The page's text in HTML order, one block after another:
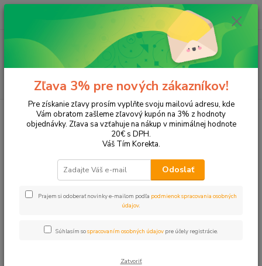
Hľadať
ks
za 0,00 EUR
Písanie a korekcia Perá Gélové
Upresniť parametre
Najdrahšie
Zobrazujem 1-12 z 12
Zľava 3% pre nových zákazníkov!
Pre získanie zľavy prosím vyplňte svoju mailovú adresu, kde
Vám obratom zašleme zľavový kupón na 3% z hodnoty
objednávky. Zľava sa vzťahuje na nákup v minimálnej hodnote
20€ s DPH.
Váš Tím Korekta.
Odoslať
Prajem si odoberať novinky e-mailom podľa podmienok spracovania osobných
údajov.
Súhlasím sospracovaním osobných údajov pre účely registrácie.
Zatvoriť